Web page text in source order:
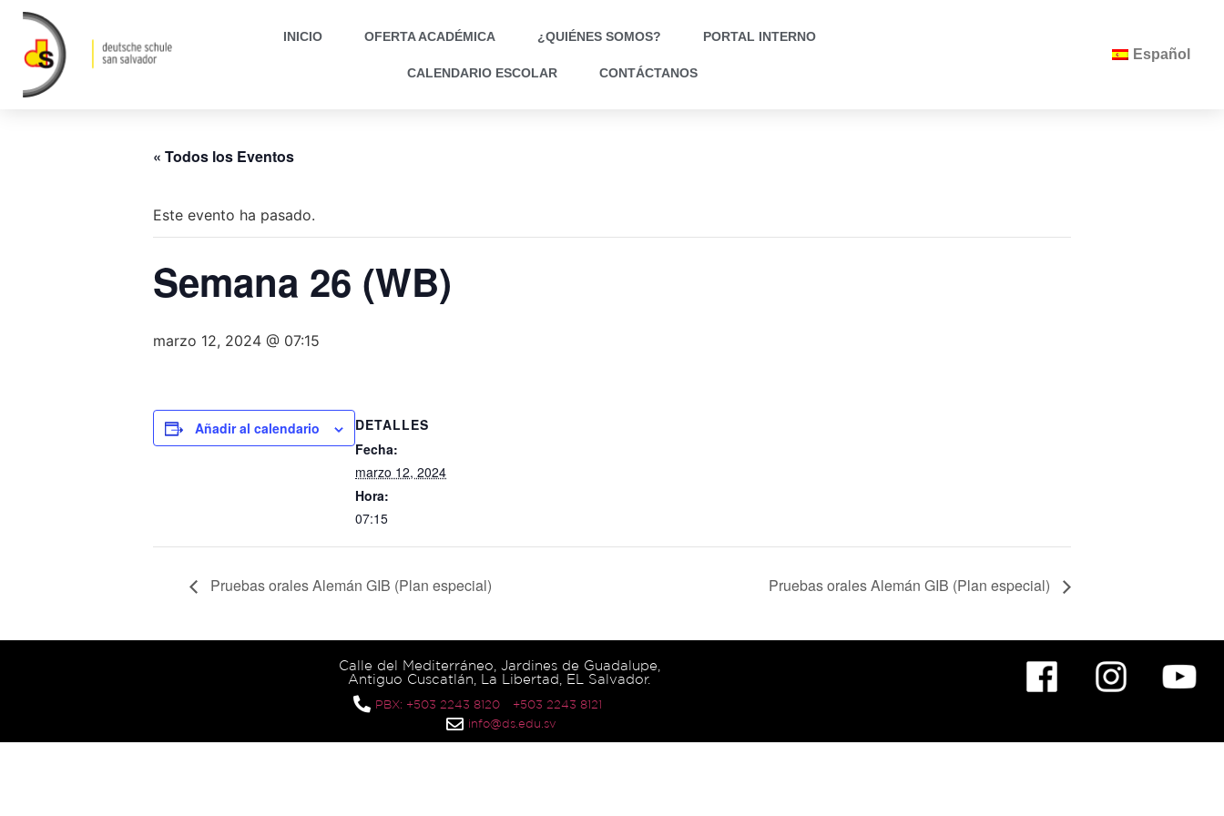
INICIO OFERTA ACADÉMICA ¿QUIÉNES SOMOS? PORTAL INTERNO
CALENDARIO ESCOLAR CONTÁCTANOS
Español
« Todos los Eventos
Este evento ha pasado.
Semana 26 (WB)
marzo 12, 2024 @ 07:15
Añadir al calendario
DETALLES
Fecha:
marzo 12, 2024
Hora:
07:15
Pruebas orales Alemán GIB (Plan especial) Pruebas orales Alemán GIB (Plan especial)
Calle del Mediterráneo, Jardines de Guadalupe,
Antiguo Cuscatlán, La Libertad, EL Salvador.
PBX: +503 2243 8120
+503 2243 8121
info@ds.edu.sv